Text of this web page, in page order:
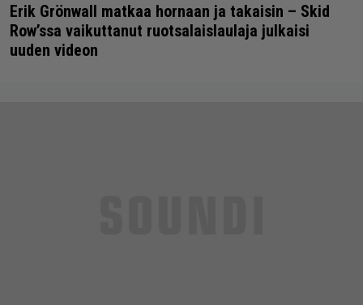
Erik Grönwall matkaa hornaan ja takaisin – Skid
Row’ssa vaikuttanut ruotsalaislaulaja julkaisi
uuden videon